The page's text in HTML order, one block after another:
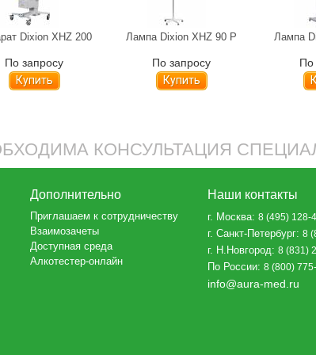
Dixion XHZ 200
По запросу
Купить
Лампа Dixion XHZ 90 P
По запросу
Купить
Лампа
По
КОНСУЛЬТАЦИЯ
Дополнительно
Приглашаем к сотрудничеству
Взаимозачеты
Доступная среда
Алкотестер-онлайн
Наши контакты
г. Москва:8 (495) 128-
г. Санкт-Петербург:8
г. Н.Новгород:8 (831)
По России:8 (800)
info@aura-med.ru